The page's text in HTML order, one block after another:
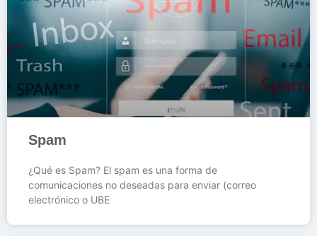
Spam
¿Qué es Spam? El spam es una forma de
comunicaciones no deseadas para enviar (correo
electrónico o UBE